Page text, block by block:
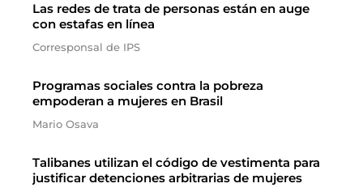
Las redes de trata de personas están en auge
con estafas en línea
Corresponsal de IPS
Programas sociales contra la pobreza
empoderan a mujeres en Brasil
Mario Osava
Talibanes utilizan el código de vestimenta para
justificar detenciones arbitrarias de mujeres